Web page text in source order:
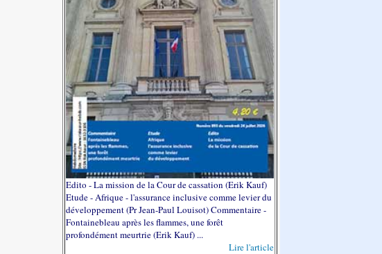
Edito - La mission de la Cour de cassation (Erik Kauf)
Etude - Afrique - l'assurance inclusive comme levier du
développement (Pr Jean-Paul Louisot) Commentaire -
Fontainebleau après les flammes, une forêt
profondément meurtrie (Erik Kauf) ...
Lire l'article